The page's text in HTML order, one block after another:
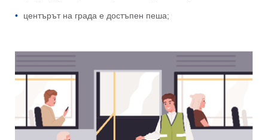
центърът на града е достъпен пеша;